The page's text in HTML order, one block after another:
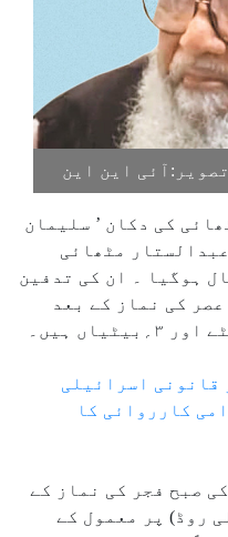
این این
کی دکان ’ سلیمان
عبدالستار مٹھائی
ہوگیا ۔ ان کی تدفین
کی نماز کے بعد
قانونی اسرائیلی
کارروائی کا
صبح فجر کی نماز کے
روڈ) پر معمول کے